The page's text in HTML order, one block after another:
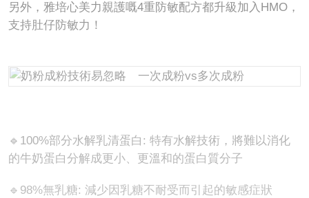
另外，雅培心美力親護嘅4重防敏配方都升級加入HMO，
支持肚仔防敏力！
🔹100%部分水解乳清蛋白: 特有水解技術，將難以消化
的牛奶蛋白分解成更小、更溫和的蛋白質分子
🔹98%無乳糖: 減少因乳糖不耐受而引起的敏感症狀